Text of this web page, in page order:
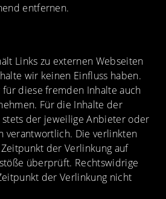
entfernen.
Links zu externen Webseiten
wir keinen Einfluss haben.
diese fremden Inhalte auch
Für die Inhalte der
der jeweilige Anbieter oder
verantwortlich. Die verlinkten
der Verlinkung auf
überprüft. Rechtswidrige
der Verlinkung nicht